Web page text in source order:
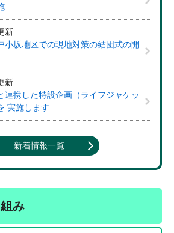
新
小坂地区での現地対策の結団式の開
新
連携した特設企画（ライフジャケッ
実施します
新着情報一覧
み